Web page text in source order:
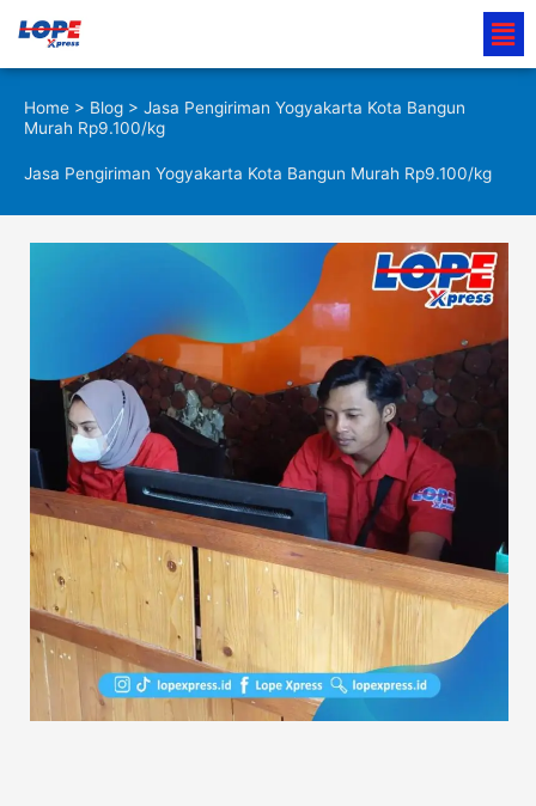
konten
Home > Blog > Jasa Pengiriman Yogyakarta Kota Bangun
Murah Rp9.100/kg
Jasa Pengiriman Yogyakarta Kota Bangun Murah Rp9.100/kg